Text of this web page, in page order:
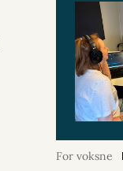
For voksne